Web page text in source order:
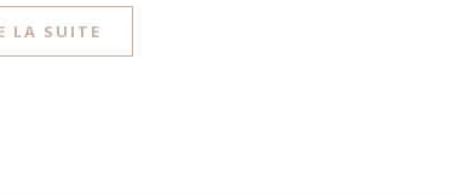
LA SUITE